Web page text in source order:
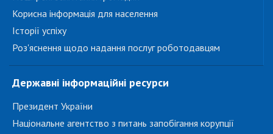
Корисна інформація для населення
Історії успіху
Роз'яснення щодо надання послуг роботодавцям
Державні інформаційні ресурси
Президент України
Національне агентство з питань запобігання корупції